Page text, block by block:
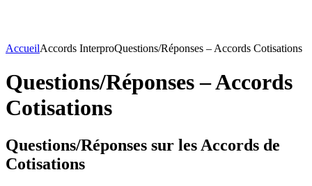
AccueilAccords InterproQuestions/Réponses – Accords Cotisations
Questions/Réponses – Accords
Cotisations
Questions/Réponses sur les Accords de
Cotisations